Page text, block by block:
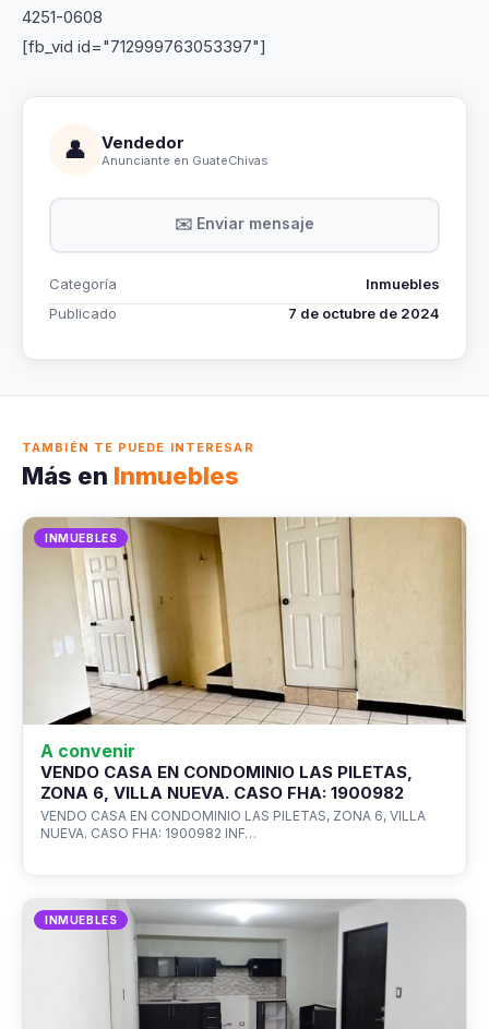
4251-0608
[fb_vid id="712999763053397"]
👤 Vendedor
Anunciante en GuateChivas
✉️ Enviar mensaje
Categoría
Inmuebles
Publicado
7 de octubre de 2024
TAMBIÉN TE PUEDE INTERESAR
Más en Inmuebles
INMUEBLES
A convenir
VENDO CASA EN CONDOMINIO LAS PILETAS,
ZONA 6, VILLA NUEVA. CASO FHA: 1900982
VENDO CASA EN CONDOMINIO LAS PILETAS, ZONA 6, VILLA
NUEVA. CASO FHA: 1900982 INF…
INMUEBLES